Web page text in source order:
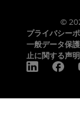
©
プライバシー
一般データ保護
止に関する声明